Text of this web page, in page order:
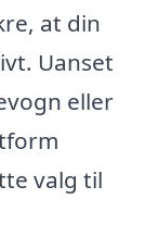
at din
Uanset
eller
valg til